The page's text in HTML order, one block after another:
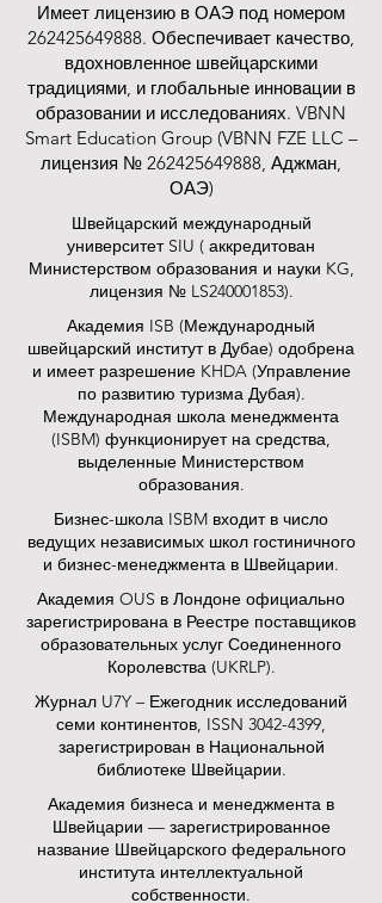
Имеет лицензию в ОАЭ под номером
262425649888. Обеспечивает качество,
вдохновленное швейцарскими
традициями, и глобальные инновации в
образовании и исследованиях. VBNN
Smart Education Group (VBNN FZE LLC –
лицензия № 262425649888, Аджман,
ОАЭ)
Швейцарский международный
университет SIU ( аккредитован
Министерством образования и науки KG,
лицензия № LS240001853).
Академия ISB (Международный
швейцарский институт в Дубае) одобрена
и имеет разрешение KHDA (Управление
по развитию туризма Дубая).
Международная школа менеджмента
(ISBM) функционирует на средства,
выделенные Министерством
образования.
Бизнес-школа ISBM входит в число
ведущих независимых школ гостиничного
и бизнес-менеджмента в Швейцарии.
Академия OUS в Лондоне официально
зарегистрирована в Реестре поставщиков
образовательных услуг Соединенного
Королевства (UKRLP).
Журнал U7Y – Ежегодник исследований
семи континентов, ISSN 3042-4399,
зарегистрирован в Национальной
библиотеке Швейцарии.
Академия бизнеса и менеджмента в
Швейцарии — зарегистрированное
название Швейцарского федерального
института интеллектуальной
собственности.